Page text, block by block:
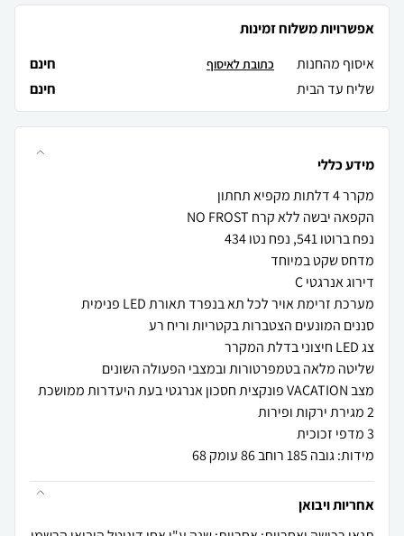
אפשרויות משלוח זמינות
איסוף מהחנות
חינם כתובת לאיסוף
שליח עד הבית חינם
מידע כללי
מידות: גובה 185 רוחב 86 עומק 68
אחריות ויבואן